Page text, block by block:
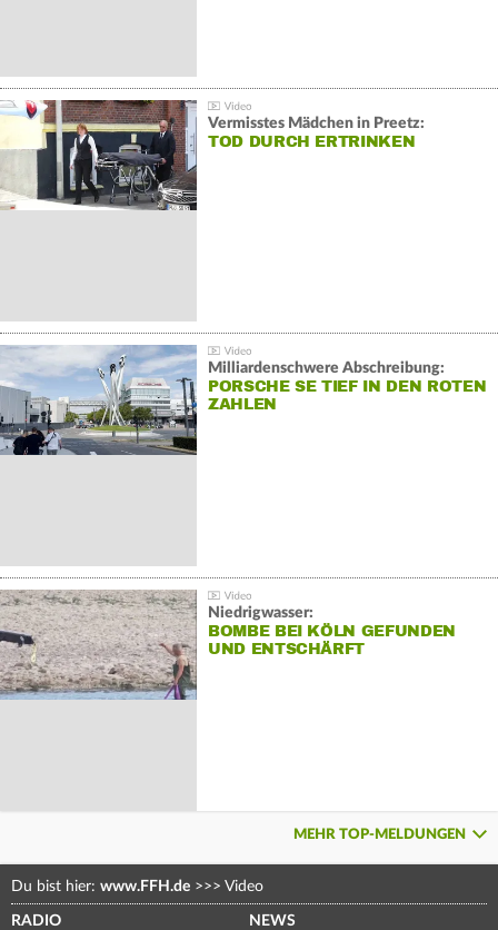
Vermisstes Mädchen in Preetz:
TOD DURCH ERTRINKEN
Milliardenschwere Abschreibung:
PORSCHE SE TIEF IN DEN ROTEN
ZAHLEN
Niedrigwasser:
BOMBE BEI KÖLN GEFUNDEN
UND ENTSCHÄRFT
MEHR TOP-MELDUNGEN
Du bist hier: www.FFH.de >>> Video
RADIO NEWS